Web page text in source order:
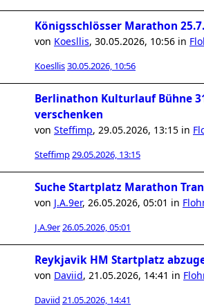
Königsschlösser Marathon 25.7.
von Koesllis, 30.05.2026, 10:56 in
Koesllis30.05.2026, 10:56
Berlinathon Kulturlauf Bühne
verschenken
von Steffimp, 29.05.2026, 13:15 in
Steffimp29.05.2026, 13:15
Suche Startplatz Marathon
von J.A.9er, 26.05.2026, 05:01 in
J.A.9er26.05.2026, 05:01
Reykjavik HM Startplatz
von Daviid, 21.05.2026, 14:41 in
Daviid 21.05.2026, 14:41